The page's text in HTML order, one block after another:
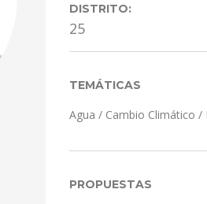
DISTRITO:
25
TEMÁTICAS
Agua / Cambio Climático /
PROPUESTAS